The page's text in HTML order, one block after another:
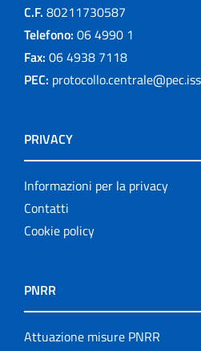
C.F. 80211730587
Telefono: 06 4990 1
Fax: 06 4938 7118
PEC:
PRIVACY
Informazioni per la privacy
Contatti
Cookie policy
PNRR
Attuazione misure PNRR